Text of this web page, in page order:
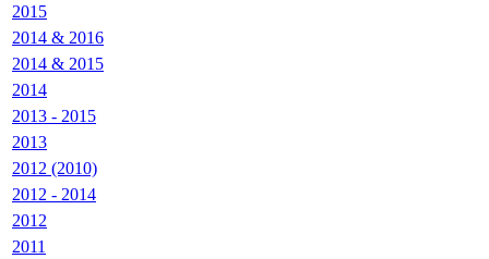
2015
2014 & 2016
2014 & 2015
2014
2013 - 2015
2013
2012 (2010)
2012 - 2014
2012
2011